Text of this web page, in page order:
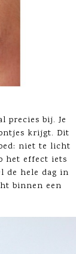
precies bij. Je
krijgt. Dit
niet te licht
het effect iets
de hele dag in
binnen een